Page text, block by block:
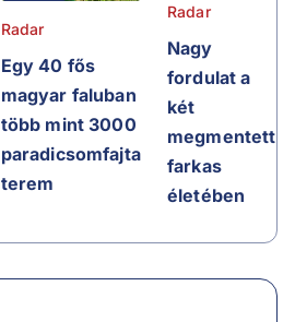
Radar
Egy 40 fős
magyar faluban
több mint 3000
paradicsomfajta
terem
Radar
Nagy
fordulat a
két
megmentett
farkas
életében